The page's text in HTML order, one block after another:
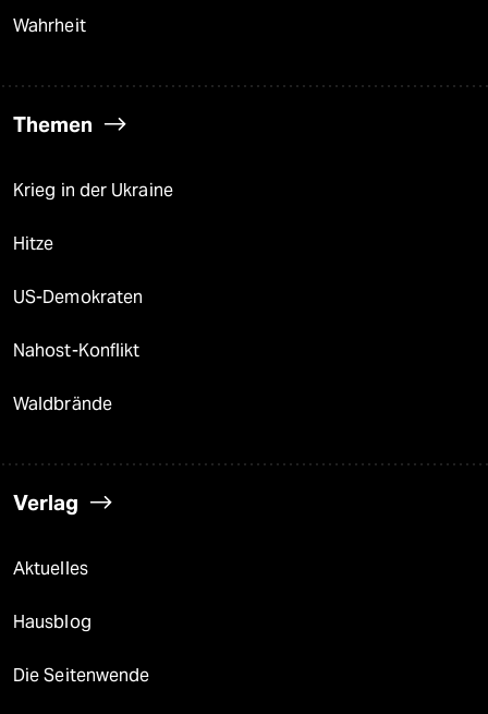
Wahrheit
Themen
Krieg in der Ukraine
Hitze
US-Demokraten
Nahost-Konflikt
Waldbrände
Verlag
Aktuelles
Hausblog
Die Seitenwende